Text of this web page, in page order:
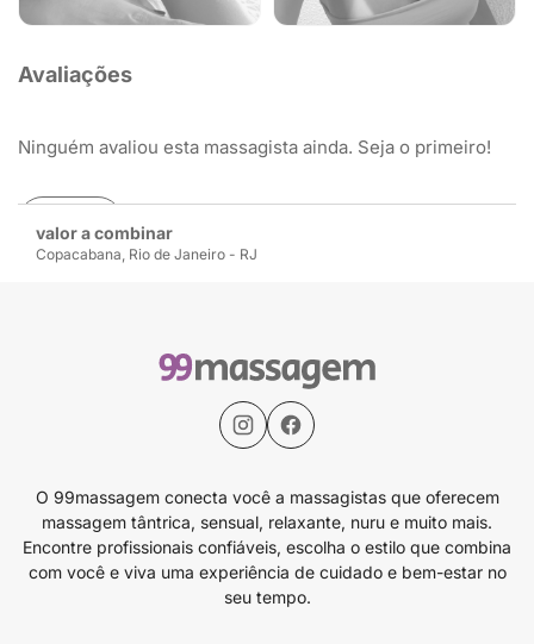
valor a combinar
Copacabana, Rio de Janeiro - RJ
Avaliações
Ninguém avaliou esta massagista ainda. Seja o primeiro!
Avaliar
O 99massagem conecta você a massagistas que oferecem
massagem tântrica, sensual, relaxante, nuru e muito mais.
Encontre profissionais confiáveis, escolha o estilo que combina
com você e viva uma experiência de cuidado e bem-estar no
seu tempo.